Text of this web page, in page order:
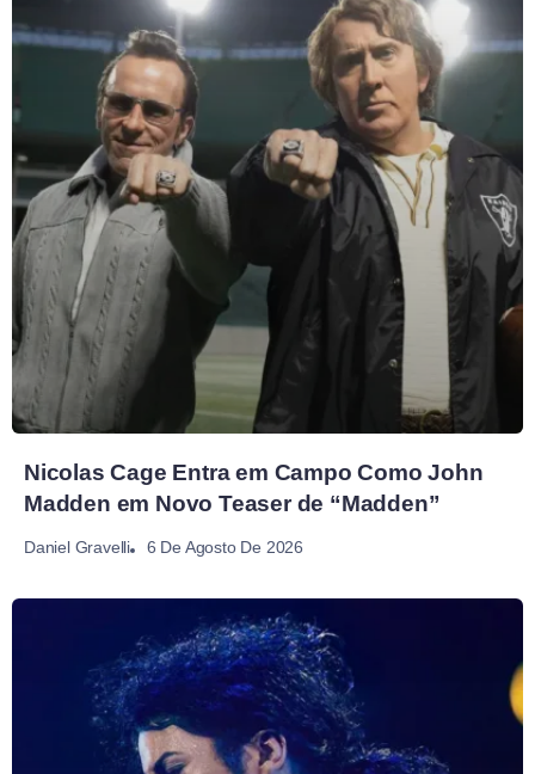
Nicolas Cage Entra em Campo Como John
Madden em Novo Teaser de “Madden”
Daniel Gravelli 6 De Agosto De 2026